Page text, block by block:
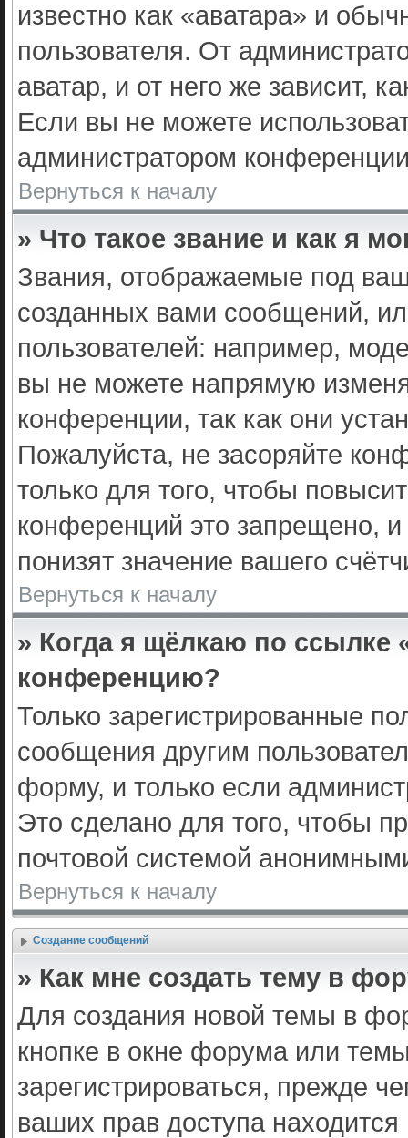
известно как «аватара» и
пользователя. От
аватар, и от него же зависит,
Если вы не можете
администратором
Вернуться к началу
» Что такое звание и как я
Звания, отображаемые под
созданных вами сообщений,
пользователей: например,
вы не можете напрямую
конференции, так как они
Пожалуйста, не засоряйте
только для того, чтобы
конференций это запрещено,
понизят значение вашего
Вернуться к началу
» Когда я щёлкаю по ссылке
конференцию?
Только зарегистрированные
сообщения другим
форму, и только если
Это сделано для того, чтобы
почтовой системой
Вернуться к началу
Создание сообщений
» Как мне создать тему в
Для создания новой темы в
кнопке в окне форума или
зарегистрироваться, прежде
ваших прав доступа